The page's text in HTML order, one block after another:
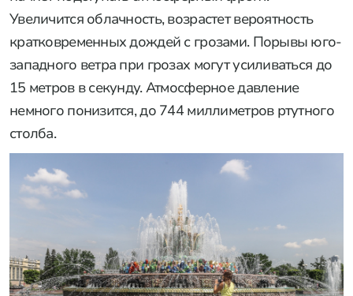
Увеличится облачность, возрастет вероятность
кратковременных дождей с грозами. Порывы юго-
западного ветра при грозах могут усиливаться до
15 метров в секунду. Атмосферное давление
немного понизится, до 744 миллиметров ртутного
столба.